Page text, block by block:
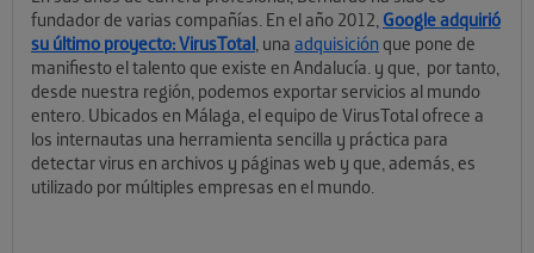
fundador de varias compañías. En el año 2012, Google adquirió
su último proyecto: VirusTotal, una adquisición que pone de
manifiesto el talento que existe en Andalucía. y que, por tanto,
desde nuestra región, podemos exportar servicios al mundo
entero. Ubicados en Málaga, el equipo de VirusTotal ofrece a
los internautas una herramienta sencilla y práctica para
detectar virus en archivos y páginas web y que, además, es
utilizado por múltiples empresas en el mundo.